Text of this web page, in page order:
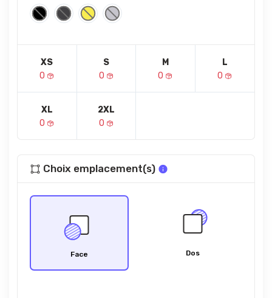
XS
0
S
0
M
0
L
0
XL
0
2XL
0
Choix emplacement(s)
Face Dos